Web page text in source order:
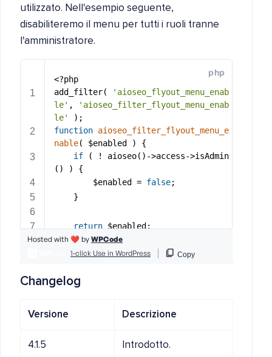
utilizzato. Nell'esempio seguente,
disabiliteremo il menu per tutti i ruoli tranne
l'amministratore.
Changelog
Versione Descrizione
4.1.5 Introdotto.